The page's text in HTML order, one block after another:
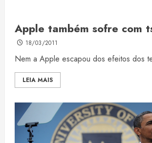
Apple também sofre com
18/03/2011
Nem a Apple escapou dos efeitos dos
LEIA MAIS